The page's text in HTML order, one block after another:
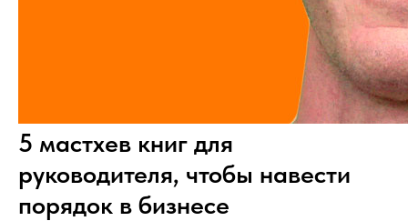
5 мастхев книг для
руководителя, чтобы навести
порядок в бизнесе